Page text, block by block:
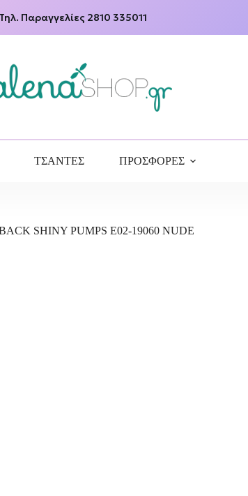
Παραγγελίες 2810 335011
ΤΣΑΝΤΕΣ ΠΡΟΣΦΟΡΕΣ
SHINY PUMPS E02-19060 NUDE